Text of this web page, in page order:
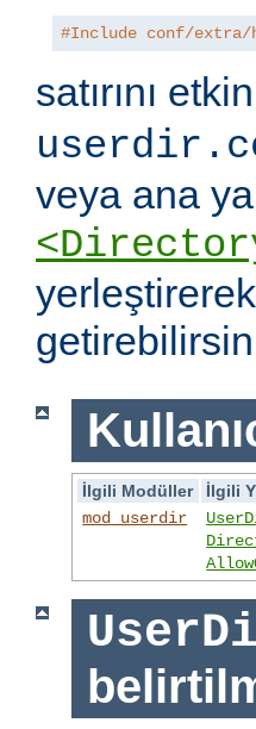
#Include conf/
satırını
veya ana
İlgili Modüller
İlgili
mod_userdir